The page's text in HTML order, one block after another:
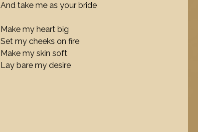
And take me as your bride
Make my heart big
Set my cheeks on fire
Make my skin soft
Lay bare my desire